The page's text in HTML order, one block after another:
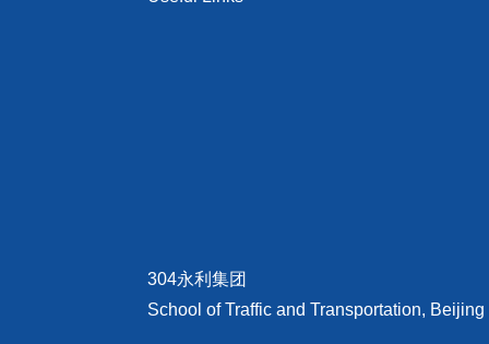
304永利集团
School of Traffic and Transportation,